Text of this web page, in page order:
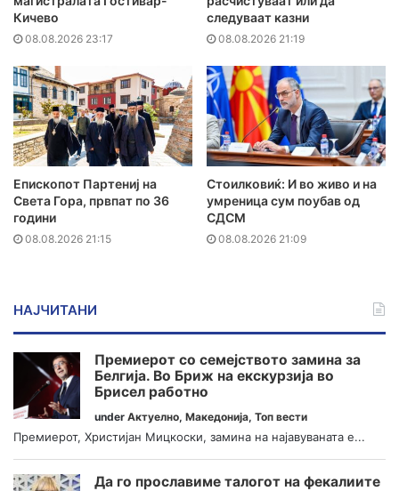
Кичево
08.08.2026 23:17
следуваат казни
08.08.2026 21:19
Епископот Партениј на
Света Гора, првпат по 36
години
08.08.2026 21:15
Стоилковиќ: И во живо и на
умреница сум поубав од
СДСМ
08.08.2026 21:09
НАЈЧИТАНИ
Премиерот со семејството замина за
Белгија. Во Бриж на екскурзија во
Брисел работно
under Актуелно, Македонија, Топ вести
Премиерот, Христијан Мицкоски, замина на најавуваната е...
Да го прославиме талогот на фекалиите